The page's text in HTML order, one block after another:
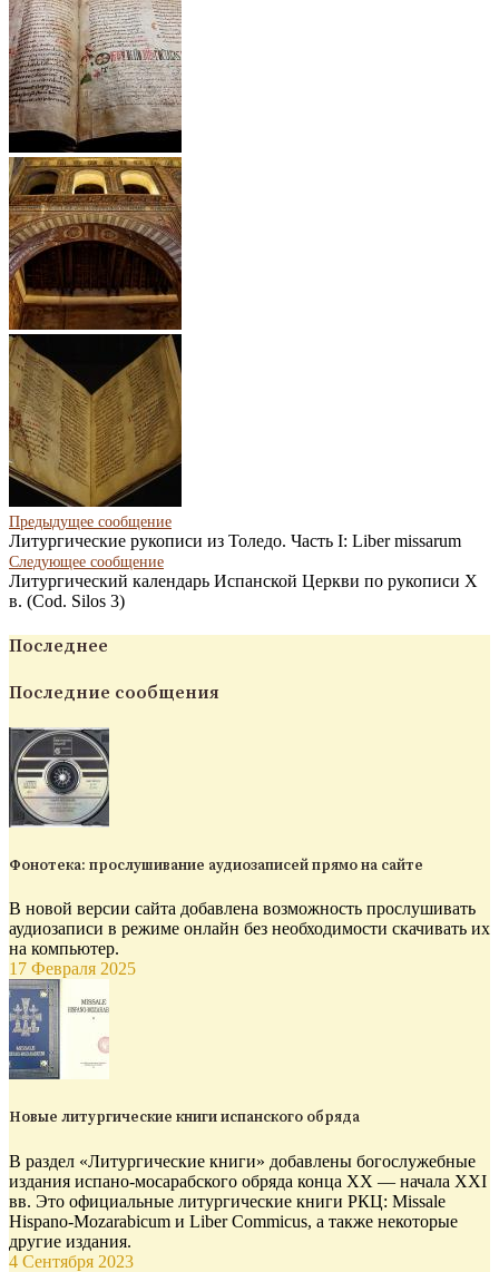
Предыдущее сообщение
Литургические рукописи из Толедо. Часть I: Liber missarum
Следующее сообщение
Литургический календарь Испанской Церкви по рукописи X
в. (Cod. Silos 3)
Последнее
Последние сообщения
Фонотека: прослушивание аудиозаписей прямо на сайте
В новой версии сайта добавлена возможность прослушивать
аудиозаписи в режиме онлайн без необходимости скачивать их
на компьютер.
17 Февраля 2025
Новые литургические книги испанского обряда
В раздел «Литургические книги» добавлены богослужебные
издания испано-мосарабского обряда конца XX — начала XXI
вв. Это официальные литургические книги РКЦ: Missale
Hispano-Mozarabicum и Liber Commicus, а также некоторые
другие издания.
4 Сентября 2023